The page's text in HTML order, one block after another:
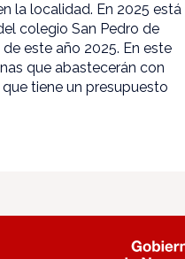
la localidad. En 2025 está
colegio San Pedro de
este año 2025. En este
que abastecerán con
tiene un presupuesto